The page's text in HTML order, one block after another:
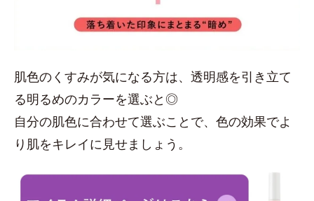
肌色のくすみが気になる方は、透明感を引き立て
る明るめのカラーを選ぶと◎
自分の肌色に合わせて選ぶことで、色の効果でよ
り肌をキレイに見せましょう。